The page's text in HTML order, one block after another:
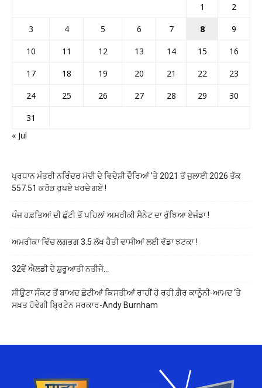
1
2
3
4 5 6 7 8
9
10
11 12 13 14 15
16
17
18 19 20 21 22
23
24
25 26 27 28 29
30
31
« Jul
ਪ੍ਰਧਾਨ ਮੰਤਰੀ ਨਰਿੰਦਰ ਮੋਦੀ ਦੇ ਵਿਦੇਸ਼ੀ ਦੌਰਿਆਂ ’ਤੇ 2021 ਤੋਂ ਜੁਲਾਈ 2026 ਤੱਕ
557.51 ਕਰੋੜ ਰੁਪਏ ਖਰਚੇ ਗਏ !
ਪੰਜ ਹਫ਼ਤਿਆਂ ਦੀ ਛੁੱਟੀ ਤੋਂ ਪਹਿਲਾਂ ਅਮਰੀਕੀ ਸੈਨੇਟ ਦਾ ਰੁੱਝਿਆ ਏਜੰਡਾ !
ਅਮਰੀਕਾ ਵਿੱਚ ਲਗਭਗ 3.5 ਲੱਖ ਹੈਤੀ ਵਾਸੀਆਂ ਲਈ ਵੱਡਾ ਝਟਕਾ !
32ਵੇਂ ਐਲਡੀ ਦੇ ਸ਼ੁਰੂਆਤੀ ਨਤੀਜੇ…
ਸੀਉਟਾ ਸੰਕਟ ਤੋਂ ਬਾਅਦ ਛੋਟੀਆਂ ਕਿਸਤੀਆਂ ਰਾਹੀਂ ਹੋ ਰਹੀ ਗ਼ੈਰ ਕਾਨੂੰਨੀ-ਆਮਦ ‘ਤੇ
ਸਖ਼ਤ ਹੋਵੇਗੀ ਬ੍ਰਿਟੇਨ ਸਰਕਾਰ-Andy Burnham